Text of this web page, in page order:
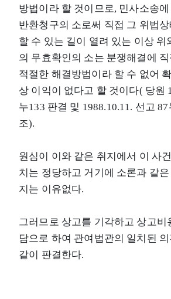
방법이라 할 것이므로, 민사소송
반환청구의 소로써 직접 그 위법
할 수 있는 길이 열려 있는 이상 위
의 무효확인의 소는 분쟁해결에
적절한 해결방법이라 할 수 없어
상 이익이 없다고 할 것이다( 당원
누133 판결 및 1988.10.11. 선고
조).
원심이 이와 같은 취지에서 이 사
치는 정당하고 거기에 소론과 같
지는 이유없다.
그러므로 상고를 기각하고 상고비
담으로 하여 관여법관의 일치된
같이 판결한다.